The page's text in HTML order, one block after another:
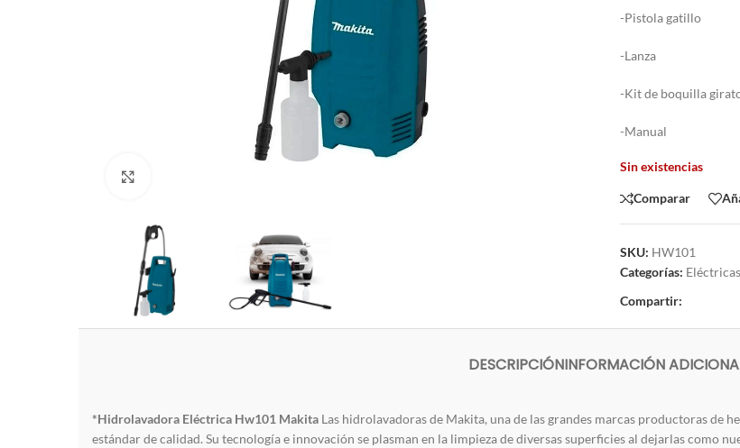
-Pistola gatillo
-Lanza
-Kit de boquilla
-Manual
Sin existencias
Comparar
SKU: HW101
Categorías: Eléctricas
Compartir:
DESCRIPCIÓNINFORMACIÓN
*Hidrolavadora Eléctrica Hw101 Makita Las hidrolavadoras de Makita, una de las grandes marcas productoras de
estándar de calidad. Su tecnología e innovación se plasman en la limpieza de diversas superficies al dejarlas como